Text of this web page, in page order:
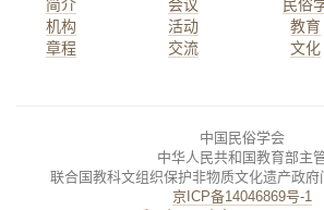
简介
机构
章程
会议
活动
交流
民俗
教育
文化
中国民俗学会
中华人民共和国教育部主
联合国教科文组织保护非物质文化遗产政府
京ICP备14046869号-1